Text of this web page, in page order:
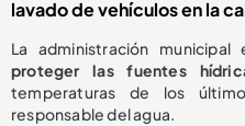
lavado de vehículos en la
La administración
proteger las fuentes
temperaturas de los
responsable del agua.